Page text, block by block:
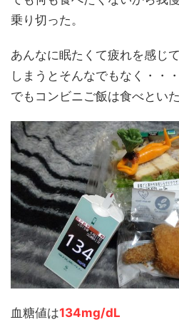
乗り切った。
あんなに眠たくて疲れを感じ
しまうとそんなでもなく・・・
でもコンビニご飯は食べといた
血糖値は134mg/dL